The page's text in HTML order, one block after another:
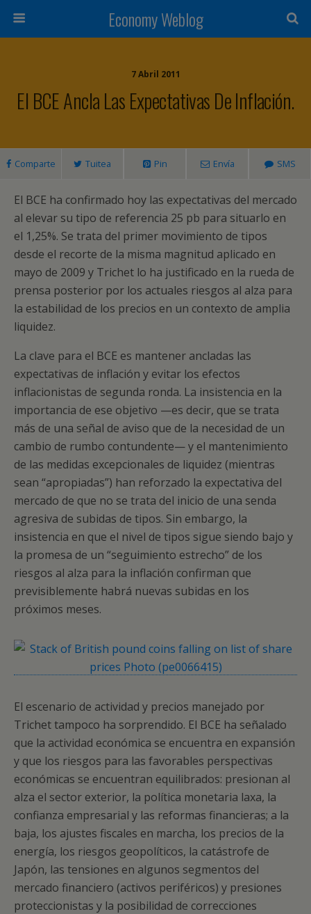
Economy Weblog
7 Abril 2011
El BCE Ancla Las Expectativas De Inflación.
Comparte Tuitea Pin Envía SMS
El BCE ha confirmado hoy las expectativas del mercado
al elevar su tipo de referencia 25 pb para situarlo en
el 1,25%. Se trata del primer movimiento de tipos
desde el recorte de la misma magnitud aplicado en
mayo de 2009 y Trichet lo ha justificado en la rueda de
prensa posterior por los actuales riesgos al alza para
la estabilidad de los precios en un contexto de amplia
liquidez.
La clave para el BCE es mantener ancladas las
expectativas de inflación y evitar los efectos
inflacionistas de segunda ronda. La insistencia en la
importancia de ese objetivo —es decir, que se trata
más de una señal de aviso que de la necesidad de un
cambio de rumbo contundente— y el mantenimiento
de las medidas excepcionales de liquidez (mientras
sean “apropiadas”) han reforzado la expectativa del
mercado de que no se trata del inicio de una senda
agresiva de subidas de tipos. Sin embargo, la
insistencia en que el nivel de tipos sigue siendo bajo y
la promesa de un “seguimiento estrecho” de los
riesgos al alza para la inflación confirman que
previsiblemente habrá nuevas subidas en los
próximos meses.
El escenario de actividad y precios manejado por
Trichet tampoco ha sorprendido. El BCE ha señalado
que la actividad económica se encuentra en expansión
y que los riesgos para las favorables perspectivas
económicas se encuentran equilibrados: presionan al
alza el sector exterior, la política monetaria laxa, la
confianza empresarial y las reformas financieras; a la
baja, los ajustes fiscales en marcha, los precios de la
energía, los riesgos geopolíticos, la catástrofe de
Japón, las tensiones en algunos segmentos del
mercado financiero (activos periféricos) y presiones
proteccionistas y la posibilidad de correcciones